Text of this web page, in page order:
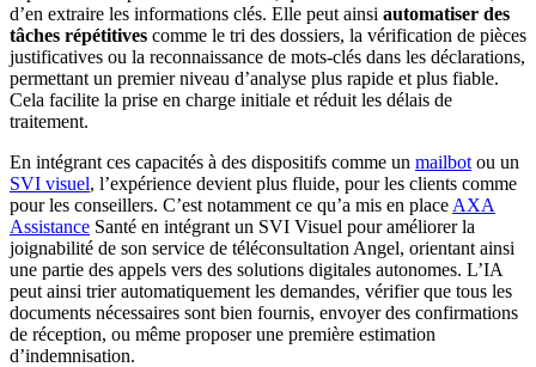
d’en extraire les informations clés. Elle peut ainsi automatiser des
tâches répétitives comme le tri des dossiers, la vérification de pièces
justificatives ou la reconnaissance de mots-clés dans les déclarations,
permettant un premier niveau d’analyse plus rapide et plus fiable.
Cela facilite la prise en charge initiale et réduit les délais de
traitement.
En intégrant ces capacités à des dispositifs comme un mailbot ou un
SVI visuel, l’expérience devient plus fluide, pour les clients comme
pour les conseillers. C’est notamment ce qu’a mis en place AXA
Assistance Santé en intégrant un SVI Visuel pour améliorer la
joignabilité de son service de téléconsultation Angel, orientant ainsi
une partie des appels vers des solutions digitales autonomes. L’IA
peut ainsi trier automatiquement les demandes, vérifier que tous les
documents nécessaires sont bien fournis, envoyer des confirmations
de réception, ou même proposer une première estimation
d’indemnisation.